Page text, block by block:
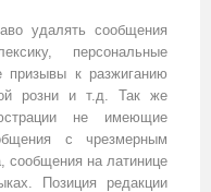
удалять сообщения
персональные
призывы к разжиганию
розни и т.д. Так же
не имеющие
с чрезмерным
сообщения на латинице
Позиция редакции